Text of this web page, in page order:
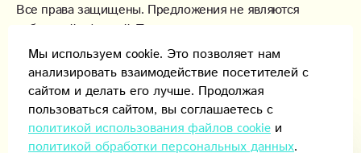
Все права защищены. Предложения не являются
публичной офертой. Товары могут незначительно
отличаться от фотографий.
Способы оплаты
Мы используем cookie. Это позволяет нам
анализировать взаимодействие посетителей с
сайтом и делать его лучше. Продолжая
пользоваться сайтом, вы соглашаетесь с
политикой использования файлов cookie и
политикой обработки персональных данных.